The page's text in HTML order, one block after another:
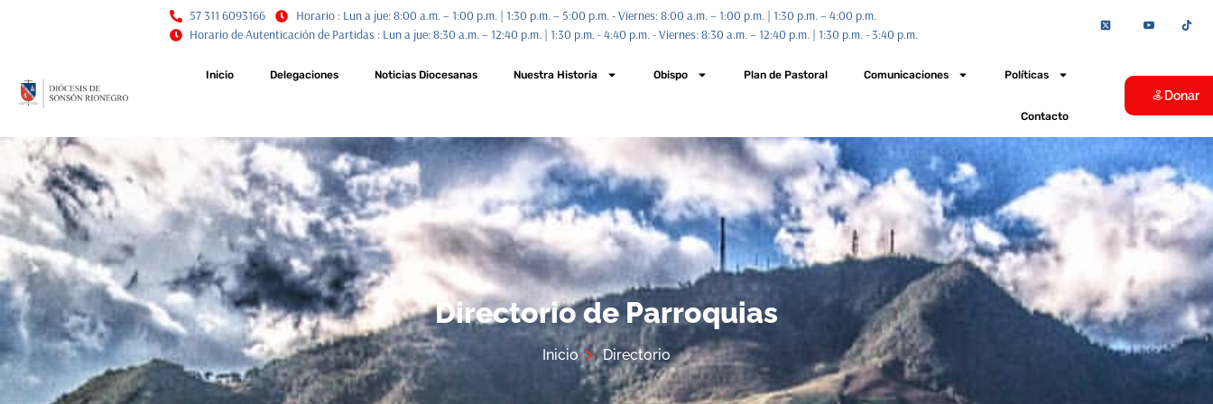
57 311 6093166
Horario : Lun a jue: 8:00 a.m. – 1:00 p.m. | 1:30 p.m. – 5:00 p.m. - Viernes: 8:00 a.m. – 1:00 p.m. | 1:30 p.m. – 4:00 p.m.
Horario de Autenticación de Partidas : Lun a jue: 8:30 a.m. – 12:40 p.m. | 1:30 p.m. - 4:40 p.m. - Viernes: 8:30 a.m. – 12:40 p.m. | 1:30 p.m. - 3:40 p.m.
Inicio Delegaciones Noticias Diocesanas Nuestra Historia Obispo Plan de Pastoral Comunicaciones Políticas
Contacto
Donar
Directorio de Parroquias
Inicio Directorio